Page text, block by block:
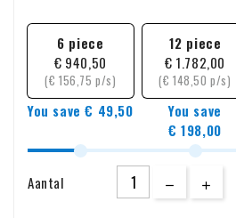
6 piece
€ 940,50
(€ 156,75 p/s)
You save € 49,50
12 piece
€ 1.782,00
(€ 148,50 p/s)
You save
€ 198,00
Aantal